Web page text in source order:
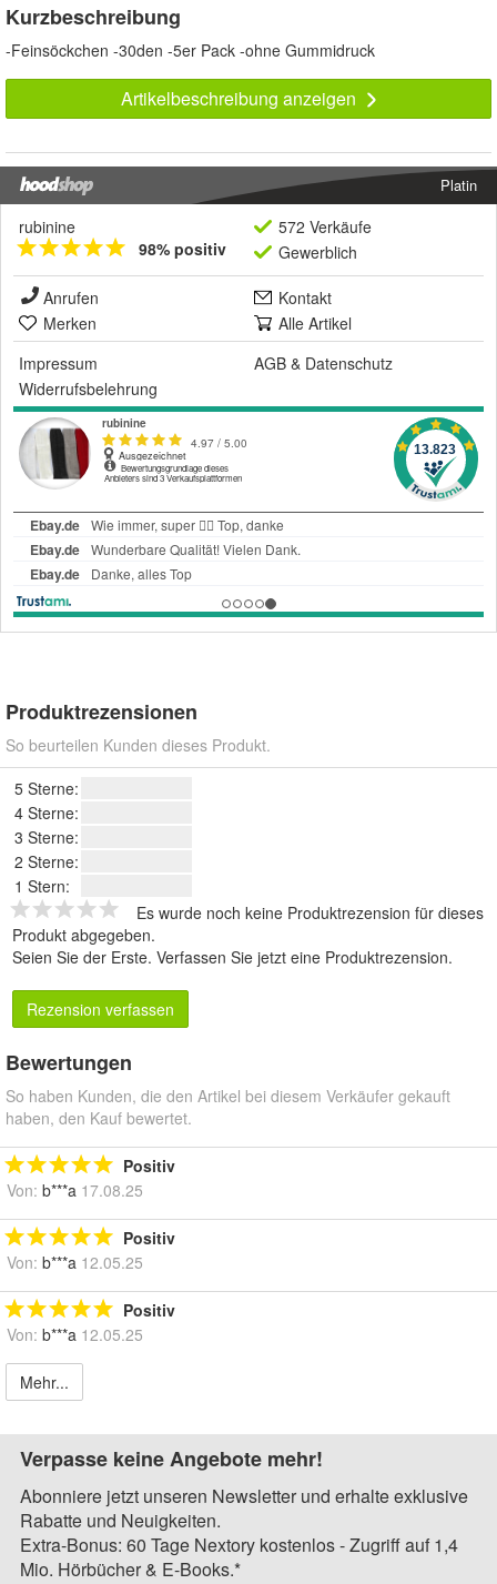
Kurzbeschreibung
-Feinsöckchen -30den -5er Pack -ohne Gummidruck
Artikelbeschreibung anzeigen
Platin
rubinine
98% positiv
572 Verkäufe
Gewerblich
Anrufen
Kontakt
Merken
Alle Artikel
Impressum
AGB & Datenschutz
Widerrufsbelehrung
Produktrezensionen
So beurteilen Kunden dieses Produkt.
5 Sterne:
4 Sterne:
3 Sterne:
2 Sterne:
1 Stern:
Es wurde noch keine Produktrezension für dieses
Produkt abgegeben.
Seien Sie der Erste. Verfassen Sie jetzt eine Produktrezension.
Rezension verfassen
Bewertungen
So haben Kunden, die den Artikel bei diesem Verkäufer gekauft
haben, den Kauf bewertet.
Positiv
Von: b***a 17.08.25
Positiv
Von: b***a 12.05.25
Positiv
Von: b***a 12.05.25
Mehr...
Verpasse keine Angebote mehr!
Abonniere jetzt unseren Newsletter und erhalte exklusive
Rabatte und Neuigkeiten.
Extra-Bonus: 60 Tage Nextory kostenlos - Zugriff auf 1,4
Mio. Hörbücher & E-Books.*